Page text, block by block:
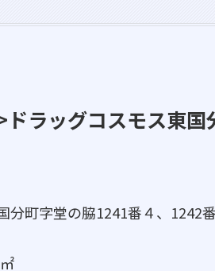
ドラッグコスモス東国
分町字堂の脇1241番４、